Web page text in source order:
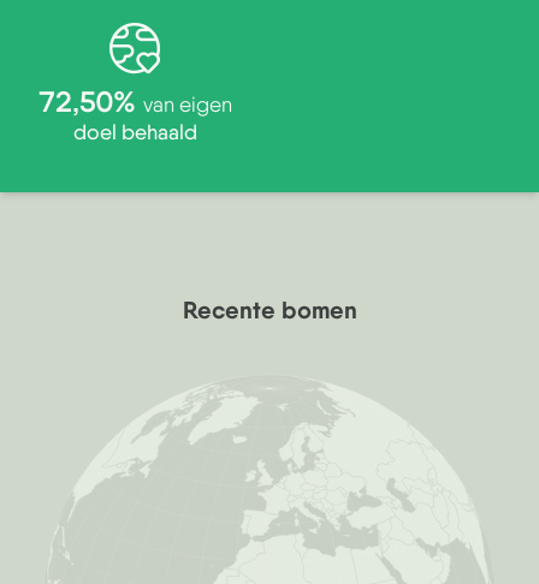
72,50% van eigen
doel behaald
Recente bomen